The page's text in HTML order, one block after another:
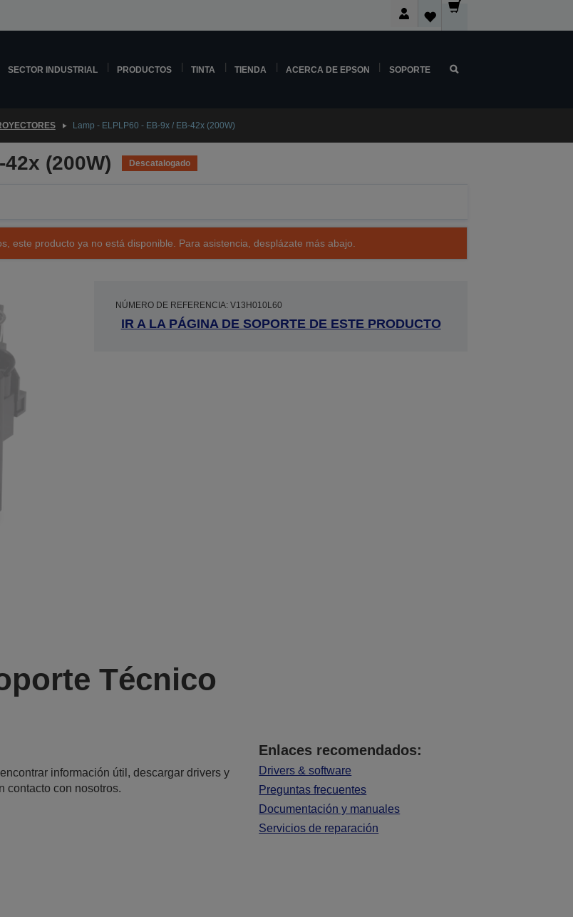
SECTOR INDUSTRIAL PRODUCTOS TINTA TIENDA ACERCA DE EPSON SOPORTE
Lamp - ELPLP60 - EB-9x / EB-42x (200W)
(200W) Descatalogado
este producto ya no está disponible. Para asistencia, desplázate más abajo.
NÚMERO DE REFERENCIA: V13H010L60
IR A LA PÁGINA DE SOPORTE DE ESTE PRODUCTO
Técnico
información útil, descargar drivers y
contacto con nosotros.
Enlaces recomendados:
Drivers & software
Preguntas frecuentes
Documentación y manuales
Servicios de reparación